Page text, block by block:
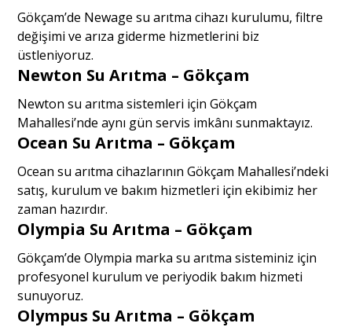
Gökçam’de Newage su arıtma cihazı kurulumu, filtre
değişimi ve arıza giderme hizmetlerini biz
üstleniyoruz.
Newton Su Arıtma – Gökçam
Newton su arıtma sistemleri için Gökçam
Mahallesi’nde aynı gün servis imkânı sunmaktayız.
Ocean Su Arıtma – Gökçam
Ocean su arıtma cihazlarının Gökçam Mahallesi’ndeki
satış, kurulum ve bakım hizmetleri için ekibimiz her
zaman hazırdır.
Olympia Su Arıtma – Gökçam
Gökçam’de Olympia marka su arıtma sisteminiz için
profesyonel kurulum ve periyodik bakım hizmeti
sunuyoruz.
Olympus Su Arıtma – Gökçam